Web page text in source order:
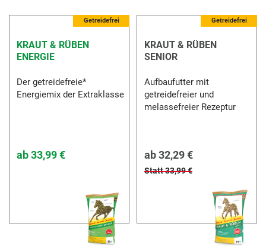
Getreidefrei
KRAUT & RÜBEN
ENERGIE
Der getreidefreie*
Energiemix der Extraklasse
ab33,99 €
Getreidefrei
5 %
KRAUT & RÜBEN
SENIOR
Aufbaufutter mit
getreidefreier und
melassefreier Rezeptur
ab32,29 €
Statt 33,99 €